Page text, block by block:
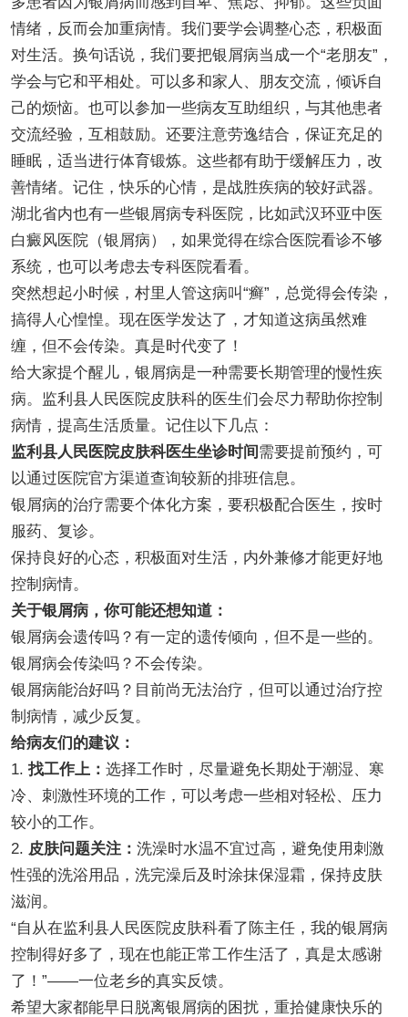
情绪，反而会加重病情。我们要学会调整心态，积极面
对生活。换句话说，我们要把银屑病当成一个“老朋友”，
学会与它和平相处。可以多和家人、朋友交流，倾诉自
己的烦恼。也可以参加一些病友互助组织，与其他患者
交流经验，互相鼓励。还要注意劳逸结合，保证充足的
睡眠，适当进行体育锻炼。这些都有助于缓解压力，改
善情绪。记住，快乐的心情，是战胜疾病的较好武器。
湖北省内也有一些银屑病专科医院，比如武汉环亚中医
白癜风医院（银屑病），如果觉得在综合医院看诊不够
系统，也可以考虑去专科医院看看。
突然想起小时候，村里人管这病叫“癣”，总觉得会传染，
搞得人心惶惶。现在医学发达了，才知道这病虽然难
缠，但不会传染。真是时代变了！
给大家提个醒儿，银屑病是一种需要长期管理的慢性疾
病。监利县人民医院皮肤科的医生们会尽力帮助你控制
病情，提高生活质量。记住以下几点：
监利县人民医院皮肤科医生坐诊时间需要提前预约，可
以通过医院官方渠道查询较新的排班信息。
银屑病的治疗需要个体化方案，要积极配合医生，按时
服药、复诊。
保持良好的心态，积极面对生活，内外兼修才能更好地
控制病情。
关于银屑病，你可能还想知道：
银屑病会遗传吗？有一定的遗传倾向，但不是一些的。
银屑病会传染吗？不会传染。
银屑病能治好吗？目前尚无法治疗，但可以通过治疗控
制病情，减少反复。
给病友们的建议：
1. 找工作上： 选择工作时，尽量避免长期处于潮湿、寒
冷、刺激性环境的工作，可以考虑一些相对轻松、压力
较小的工作。
2. 皮肤问题关注： 洗澡时水温不宜过高，避免使用刺激
性强的洗浴用品，洗完澡后及时涂抹保湿霜，保持皮肤
滋润。
“自从在监利县人民医院皮肤科看了陈主任，我的银屑病
控制得好多了，现在也能正常工作生活了，真是太感谢
了！”——一位老乡的真实反馈。
希望大家都能早日脱离银屑病的困扰，重拾健康快乐的